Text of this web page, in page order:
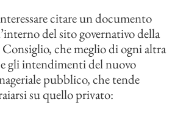
citare un documento
del sito governativo della
Consiglio, che meglio di ogni altra
gli intendimenti del nuovo
pubblico, che tende
su quello privato: